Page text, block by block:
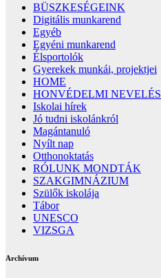
BÜSZKESÉGEINK
Digitális munkarend
Egyéb
Egyéni munkarend
Élsportolók
Gyerekek munkái, projektjei
HOME
HONVÉDELMI NEVELÉS
Iskolai hírek
Jó tudni iskolánkról
Magántanuló
Nyílt nap
Otthonoktatás
RÓLUNK MONDTÁK
SZAKGIMNÁZIUM
Szülők iskolája
Tábor
UNESCO
VIZSGA
Archívum